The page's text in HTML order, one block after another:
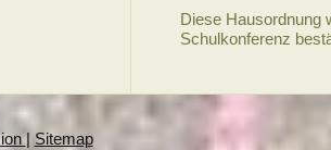
Diese Hausordnung
Schulkonferenz
| Sitemap